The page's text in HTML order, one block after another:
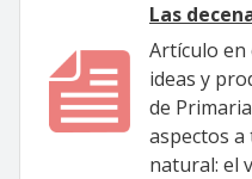
Las
Artículo en
ideas y
de
aspectos
natural: el